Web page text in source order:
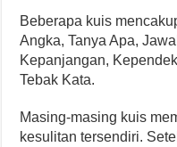
Beberapa kuis
Angka, Tanya Apa,
Kepanjangan,
Tebak Kata.
Masing-masing kuis
kesulitan tersendiri.